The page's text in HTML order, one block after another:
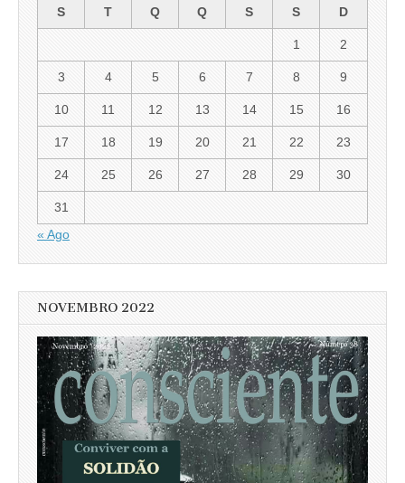
S
T Q Q S S D
1 2
3 4 5 6 7 8 9
10 11 12 13 14 15 16
17 18 19 20 21 22 23
24 25 26 27 28 29 30
31
« Ago
NOVEMBRO 2022